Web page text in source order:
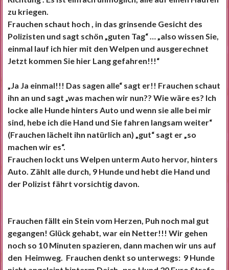
zu kriegen.
Frauchen schaut hoch , in das grinsende Gesicht des
Polizisten und sagt schön „guten Tag“ … „also wissen Sie,
einmal lauf ich hier mit den Welpen und ausgerechnet
Jetzt kommen Sie hier Lang gefahren!!!“
„Ja Ja einmal!!! Das sagen alle“ sagt er!! Frauchen schaut
ihn an und sagt „was machen wir nun?? Wie wäre es? Ich
locke alle Hunde hinters Auto und wenn sie alle bei mir
sind, hebe ich die Hand und Sie fahren langsam weiter“
(Frauchen lächelt ihn natürlich an) „gut“ sagt er „so
machen wir es“.
Frauchen lockt uns Welpen unterm Auto hervor, hinters
Auto. Zählt alle durch, 9 Hunde und hebt die Hand und
der Polizist fährt vorsichtig davon.
Frauchen fällt ein Stein vom Herzen, Puh noch mal gut
gegangen! Glück gehabt, war ein Netter!!! Wir gehen
noch so 10 Minuten spazieren, dann machen wir uns auf
den Heimweg. Frauchen denkt so unterwegs: 9 Hunde